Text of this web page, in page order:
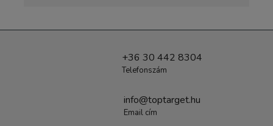
+36 30 442 8304
Telefonszám
info@toptarget.hu
Email cím